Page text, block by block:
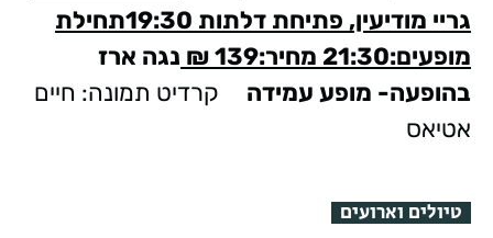
גריי מודיעין, פתיחת דלתות 19:30תחילת
מופעים:21:30 מחיר:139 ₪
נגה ארז
בהופעה- מופע עמידה קרדיט תמונה: חיים
אטיאס
טיולים וארועים